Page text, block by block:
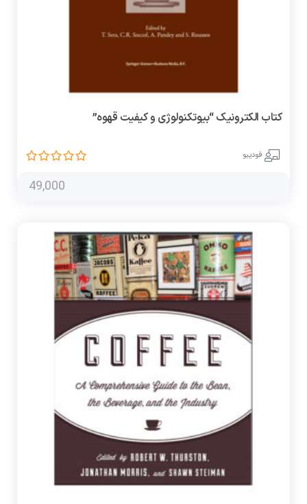
کتاب الکترونیک “بیوتکنولوژی و کیفیت قهوه”
فودیبو
49,000